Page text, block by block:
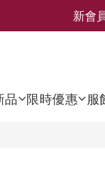
新會
新會
香氛 / 家居 / 餐
新會
品 限時優惠 服